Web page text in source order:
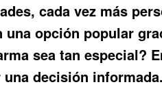
cada vez más
una opción popular
sea tan especial?
decisión informada.